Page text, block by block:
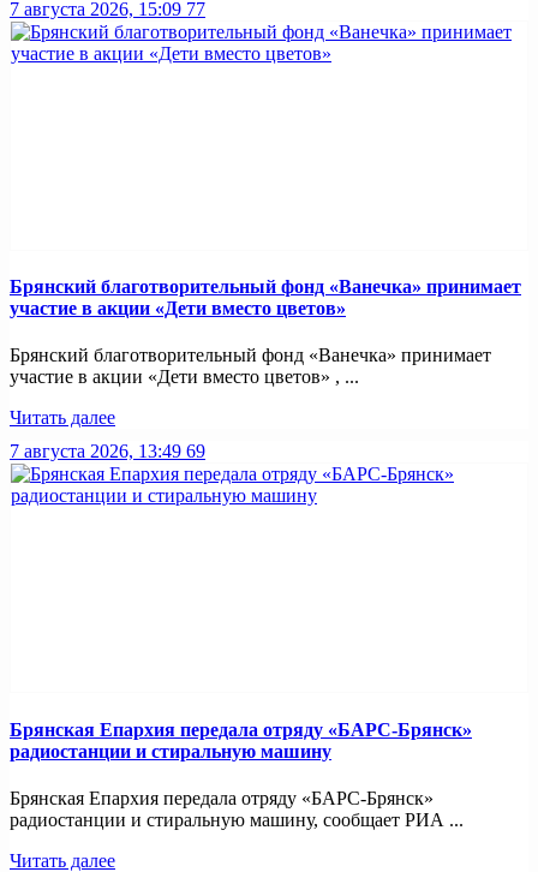
7 августа 2026, 15:09 77
Брянский благотворительный фонд «Ванечка» принимает
участие в акции «Дети вместо цветов»
Брянский благотворительный фонд «Ванечка» принимает
участие в акции «Дети вместо цветов» , ...
Читать далее
7 августа 2026, 13:49 69
Брянская Епархия передала отряду «БАРС-Брянск»
радиостанции и стиральную машину
Брянская Епархия передала отряду «БАРС-Брянск»
радиостанции и стиральную машину, сообщает РИА ...
Читать далее